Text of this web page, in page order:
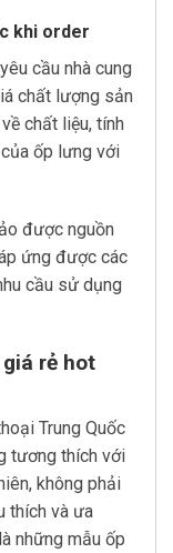
khi order
cầu nhà cung
chất lượng sản
chất liệu, tính
ốp lưng với
được nguồn
ứng được các
cầu sử dụng
rẻ hot
Trung Quốc
tương thích với
không phải
thích và ưa
những mẫu ốp